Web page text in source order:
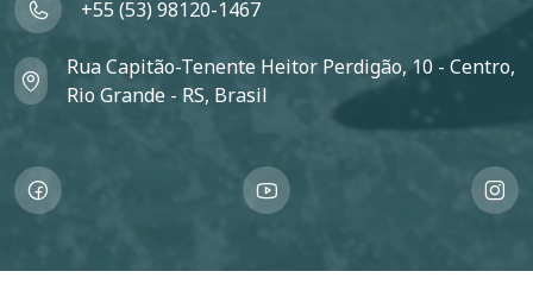
+55 (53) 98120-1467
Rua Capitão-Tenente Heitor Perdigão, 10 - Centro,
Rio Grande - RS, Brasil